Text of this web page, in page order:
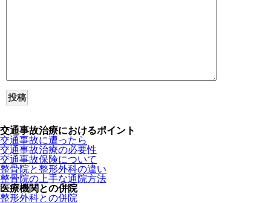
交通事故治療におけるポイント
交通事故に遭ったら
交通事故治療の必要性
交通事故保険について
整骨院と整形外科の違い
整骨院の上手な通院方法
医療機関との併院
整形外科との併院